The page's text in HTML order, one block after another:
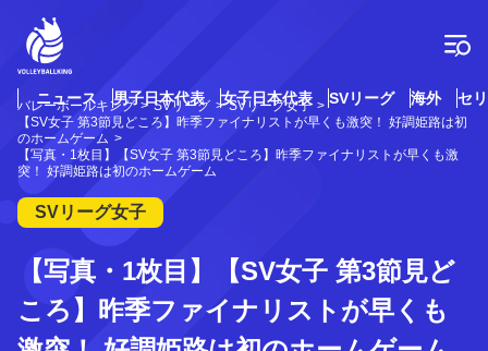
テ
ツ
プ
ニュース 男子日本代表 女子日本代表 SVリーグ 海外 セ
バレーボールキング SVリーグ
SVリーグ女子
【SV女子 第3節見どころ】昨季ファイナリストが早くも激突！ 好調姫路は初
のホームゲーム
【写真・1枚目】【SV女子 第3節見どころ】昨季ファイナリストが早くも激
突！ 好調姫路は初のホームゲーム
SVリーグ女子
【写真・1枚目】【SV女子 第3節見ど
ころ】昨季ファイナリストが早くも